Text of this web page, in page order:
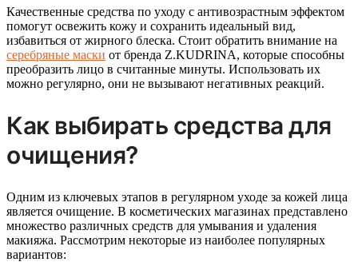
Качественные средства по уходу с антивозрастным эффектом
помогут освежить кожу и сохранить идеальный вид,
избавиться от жирного блеска. Стоит обратить внимание на
серебряные маски от бренда Z.KUDRINA, которые способны
преобразить лицо в считанные минуты. Использовать их
можно регулярно, они не вызывают негативных реакций.
Как выбирать средства для
очищения?
Одним из ключевых этапов в регулярном уходе за кожей лица
является очищение. В косметических магазинах представлено
множество различных средств для умывания и удаления
макияжа. Рассмотрим некоторые из наиболее популярных
вариантов: